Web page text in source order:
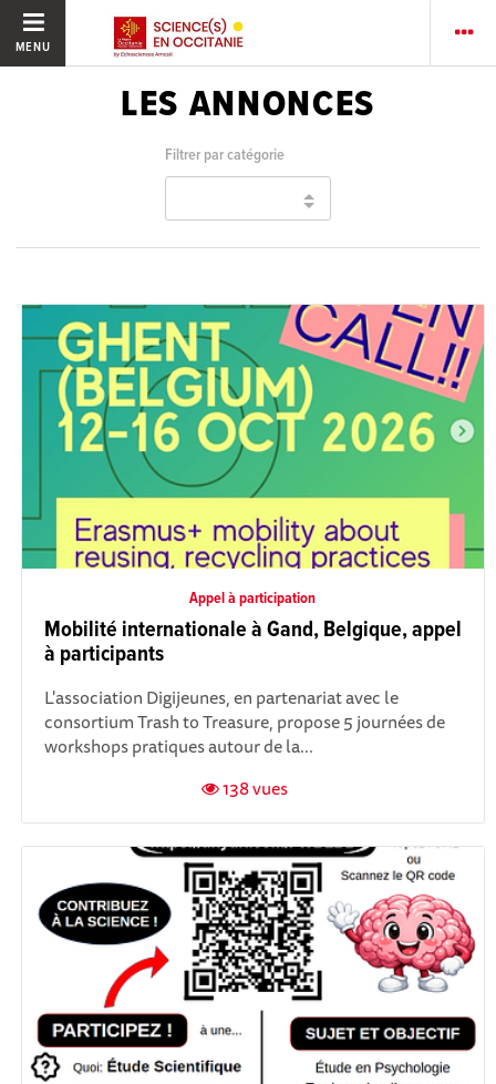
MENU
LES ANNONCES
Filtrer par catégorie
Appel à participation
Mobilité internationale à Gand, Belgique, appel
à participants
L'association Digijeunes, en partenariat avec le
consortium Trash to Treasure, propose 5 journées de
workshops pratiques autour de la...
138 vues